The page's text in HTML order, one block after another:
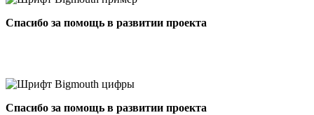
Спасибо за помощь в развитии проекта
Спасибо за помощь в развитии проекта